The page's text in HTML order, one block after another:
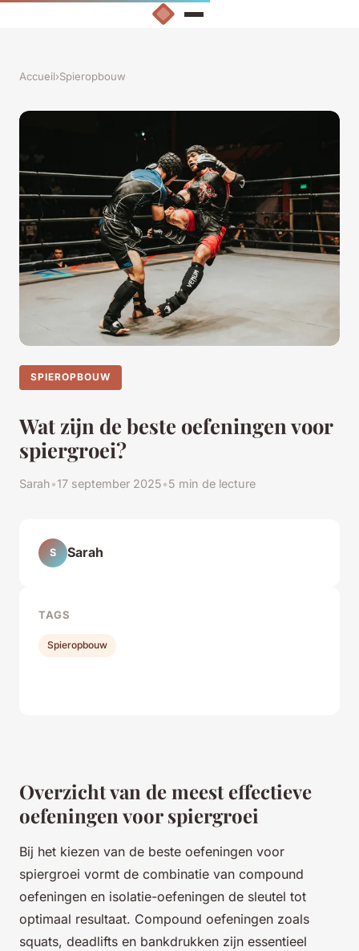
Accueil›Spieropbouw
SPIEROPBOUW
Wat zijn de beste oefeningen voor
spiergroei?
Sarah•17 september 2025•5 min de lecture
Overzicht van de meest effectieve
oefeningen voor spiergroei
Bij het kiezen van de beste oefeningen voor
spiergroei vormt de combinatie van compound
oefeningen en isolatie-oefeningen de sleutel tot
optimaal resultaat. Compound oefeningen zoals
squats, deadlifts en bankdrukken zijn essentieel
S Sarah
TAGS
Spieropbouw